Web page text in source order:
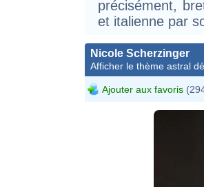
précisément,
et italienne par
Nicole Scherzinger
Afficher le thème astral
Ajouter aux favoris